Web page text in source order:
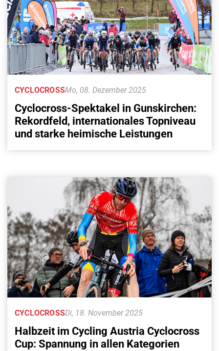
Mo, 08. Dezember 2025
CYCLOCROSS
Cyclocross-Spektakel in Gunskirchen:
Rekordfeld, internationales Topniveau
und starke heimische Leistungen
Di, 18. November 2025
CYCLOCROSS
Halbzeit im Cycling Austria Cyclocross
Cup: Spannung in allen Kategorien